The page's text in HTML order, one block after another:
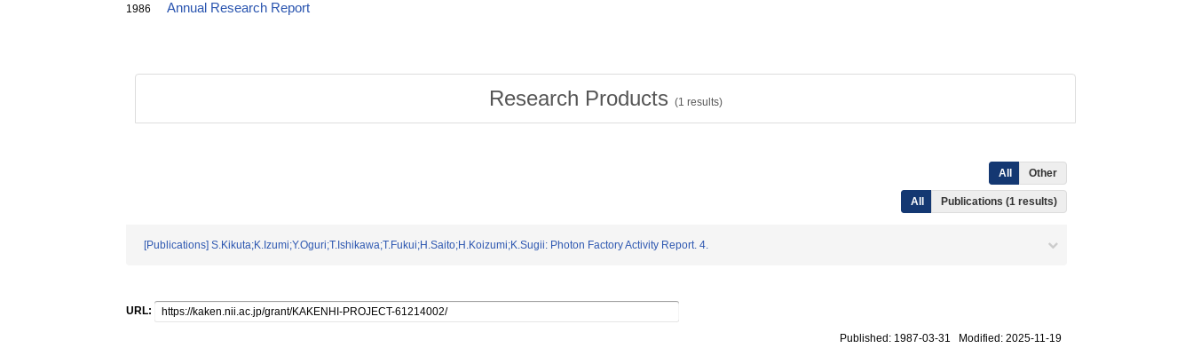
1986 Annual Research Report
Research Products (1 results)
All Other
All Publications (1 results)
[Publications] S.Kikuta;K.Izumi;Y.Oguri;T.Ishikawa;T.Fukui;H.Saito;H.Koizumi;K.Sugii: Photon Factory Activity Report. 4.
URL:
Published: 1987-03-31 Modified: 2025-11-19